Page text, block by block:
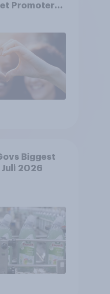
Promoter
Biggest
Juli 2026